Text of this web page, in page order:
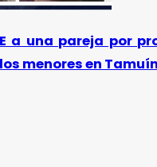
a una pareja por
menores en Tamuín